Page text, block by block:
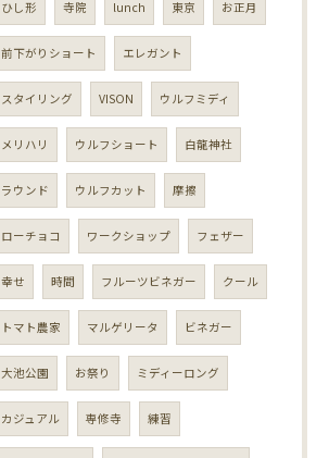
ひし形 寺院 lunch 東京 お正月
前下がりショート エレガント
スタイリング VISON ウルフミディ
メリハリ ウルフショート 白龍神社
ラウンド ウルフカット 摩擦
ローチョコ ワークショップ フェザー
幸せ 時間 フルーツビネガー クール
トマト農家 マルゲリータ ビネガー
大池公園 お祭り ミディーロング
カジュアル 専修寺 練習